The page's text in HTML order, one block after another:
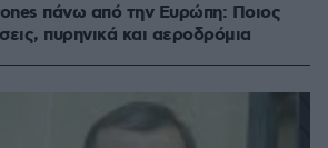
πάνω από την Ευρώπη: Ποιος
πυρηνικά και αεροδρόμια